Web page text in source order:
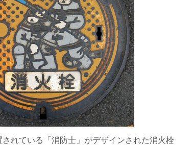
れている「消防士」がデザインされた消火栓